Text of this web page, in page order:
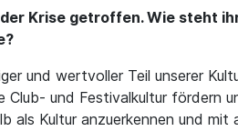
Krise getroffen. Wie steht
und wertvoller Teil unserer
Club- und Festivalkultur fördern
als Kultur anzuerkennen und